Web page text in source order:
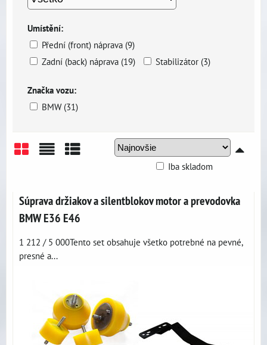
Umístění:
Přední (front) náprava (9)
Zadní (back) náprava (19)
Stabilizátor (3)
Značka vozu:
BMW (31)
Iba skladom
Súprava držiakov a silentblokov motor a prevodovka
BMW E36 E46
1 212 / 5 000Tento set obsahuje všetko potrebné na pevné,
presné a...